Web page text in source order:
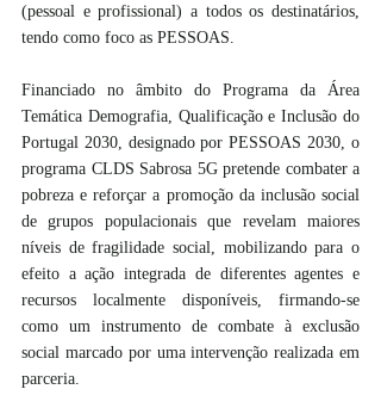
(pessoal e profissional) a todos os destinatários,
tendo como foco as PESSOAS.
Financiado no âmbito do Programa da Área
Temática Demografia, Qualificação e Inclusão do
Portugal 2030, designado por PESSOAS 2030, o
programa CLDS Sabrosa 5G pretende combater a
pobreza e reforçar a promoção da inclusão social
de grupos populacionais que revelam maiores
níveis de fragilidade social, mobilizando para o
efeito a ação integrada de diferentes agentes e
recursos localmente disponíveis, firmando-se
como um instrumento de combate à exclusão
social marcado por uma intervenção realizada em
parceria.